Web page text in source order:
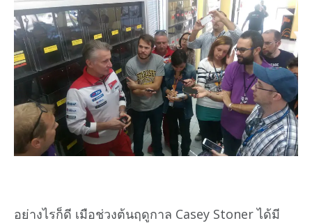
อย่างไรก็ดี เมือช่วงต้นฤดูกาล Casey Stoner ได้มี